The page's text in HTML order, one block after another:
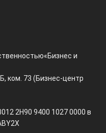
«Бизнес и
ком. 73 (Бизнес-центр
2H90 9400 1027 0000 в